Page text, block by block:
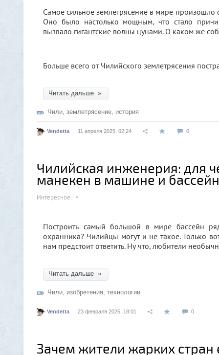
Самое сильное землетрясение в мире произошло
Оно было настолько мощным, что стало
вызвало гигантские волны цунами. О каком же
Больше всего от Чилийского землетрясения
Читать дальше »
Чили, землетрясение, история
Vendetta 11 апреля 2025, 02:24 0
Чилийская инженерия: для
манекен в машине и
Интересное
Построить самый большой в мире бассейн
охранника? Чилийцы могут и не такое. Только
нам предстоит ответить. Ну что, любители
Читать дальше »
Чили, изобретения, технологии
Vendetta 23 февраля 2025, 18:01 0
Зачем жители жарких стран